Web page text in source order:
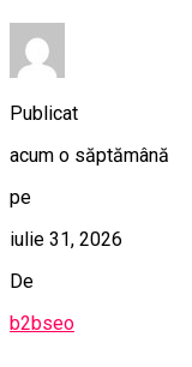
Publicat
acum o săptămână
pe
iulie 31, 2026
De
b2bseo